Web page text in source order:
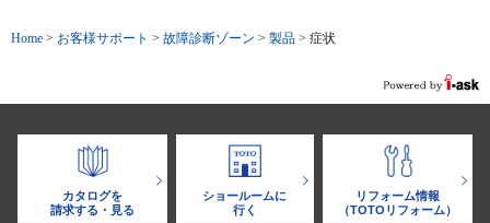
Home > お客様サポート > 故障診断ゾーン > 製品 > 症状
カタログを
請求する・見る
ショールームに
行く
リフォーム情報
（TOTOリフォーム）